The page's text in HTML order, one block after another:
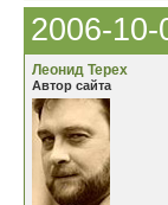
2006-
Леонид Терех
Автор сайта